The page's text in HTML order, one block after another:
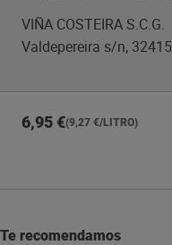
VIÑA COSTEIRA S.C.G.
Valdepereira s/n,
6,95 €(9,27 €/LITRO)
Te recomendamos